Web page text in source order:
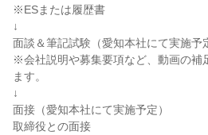
※ESまたは履歴書
↓
面談＆筆記試験（愛知本社にて実施予
※会社説明や募集要項など、動画の補
ます。
↓
面接（愛知本社にて実施予定）
取締役との面接